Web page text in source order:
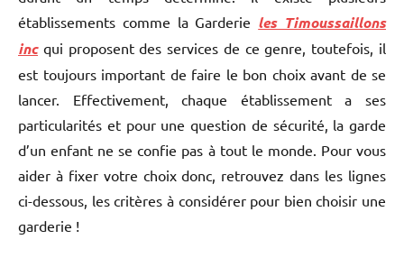
établissements comme la Garderie les Timoussaillons
incqui proposent des services de ce genre, toutefois, il
est toujours important de faire le bon choix avant de se
lancer. Effectivement, chaque établissement a ses
particularités et pour une question de sécurité, la garde
d’un enfant ne se confie pas à tout le monde. Pour vous
aider à fixer votre choix donc, retrouvez dans les lignes
ci-dessous, les critères à considérer pour bien choisir une
garderie !